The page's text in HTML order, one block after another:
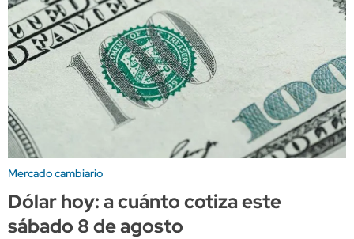
Mercado cambiario
Dólar hoy: a cuánto cotiza este
sábado 8 de agosto